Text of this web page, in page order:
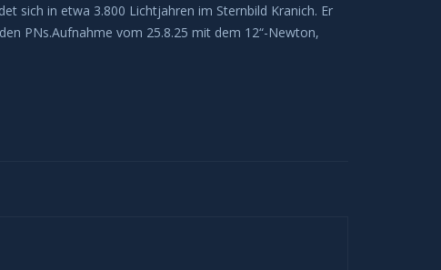
sich in etwa 3.800 Lichtjahren im Sternbild Kranich. Er
PNs.Aufnahme vom 25.8.25 mit dem 12“-Newton,